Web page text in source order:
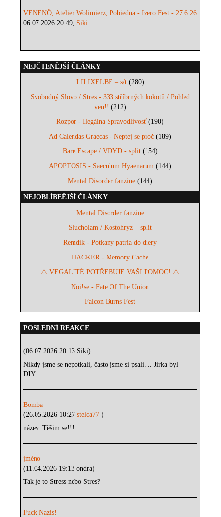
VENENÖ, Atelier Wolimierz, Pobiedna - Izero Fest - 27.6.26
06.07.2026 20:49, Siki
NEJČTENĚJŠÍ ČLÁNKY
LILIXELBE – s/t(280)
Svobodný Slovo / Stres - 333 stříbrných kokotů / Pohled
ven!! (212)
Rozpor - Ilegálna Spravodlivosť (190)
Ad Calendas Graecas - Neptej se proč (189)
Bare Escape / VDYD - split(154)
APOPTOSIS - Saeculum Hyaenarum (144)
Mental Disorder fanzine (144)
NEJOBLÍBEĚJŠÍ ČLÁNKY
Mental Disorder fanzine
Slucholam / Kostohryz – split
Remdik - Potkany patria do diery
HACKER - Memory Cache
⚠️ VEGALITÉ POTŘEBUJE VAŠI POMOC! ⚠️
Noi!se - Fate Of The Union
Falcon Burns Fest
POSLEDNÍ REAKCE
...
(06.07.2026 20:13 Siki)
Nikdy jsme se nepotkali, často jsme si psali.... Jirka byl
DIY....
Bomba
(26.05.2026 10:27stelca77)
název. Těšim se!!!
jméno
(11.04.2026 19:13 ondra)
Tak je to Stress nebo Stres?
Fuck Nazis!